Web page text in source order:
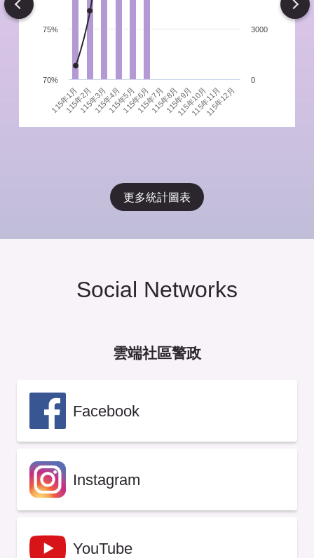
115年1月115年2月115年3月115年4月115年5月115年6月115年7月115年8月115年9月
115年10月
115年11月
115年12月
70%
75%
0
3000
更多統計圖表
Social Networks
雲端社區警政
Facebook
Instagram
YouTube